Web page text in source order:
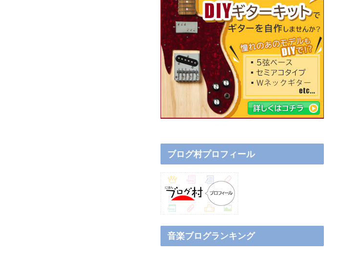
ブログ村プロフィール
音楽ブログランキング